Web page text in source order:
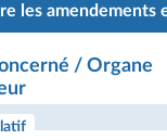
les amendements
/ Organe